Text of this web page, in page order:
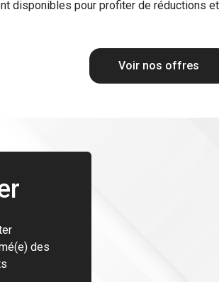
disponibles pour profiter de réductions
Voir nos offres
des